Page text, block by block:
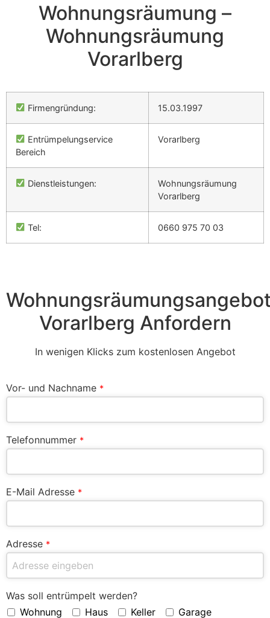
Wohnungsräumung –
Wohnungsräumung
Vorarlberg
Firmengründung: 15.03.1997
Entrümpelungservice
Bereich
Vorarlberg
Dienstleistungen:
Wohnungsräumung
Vorarlberg
Tel: 0660 975 70 03
Vorarlberg Anfordern
In wenigen Klicks zum kostenlosen Angebot
Vor- und Nachname *
Telefonnummer *
E-Mail Adresse *
Adresse *
Was soll entrümpelt werden?
Wohnung
Haus Keller Garage